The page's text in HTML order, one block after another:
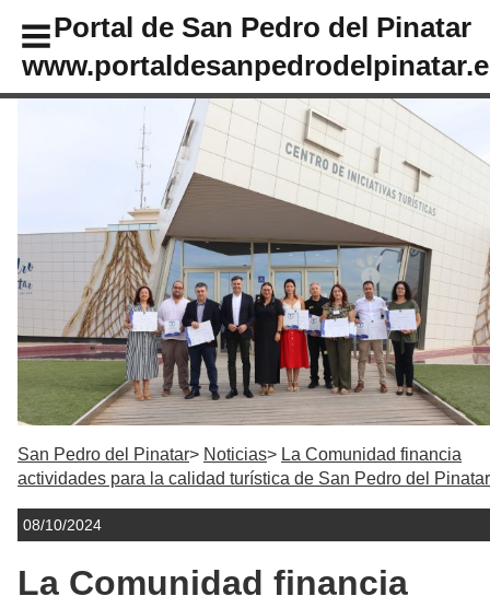
Portal de San Pedro del Pinatar
San Pedro del Pinatar Noticias
La Comunidad financia
actividades para la calidad turística de San Pedro del Pinatar
08/10/2024
La Comunidad financia